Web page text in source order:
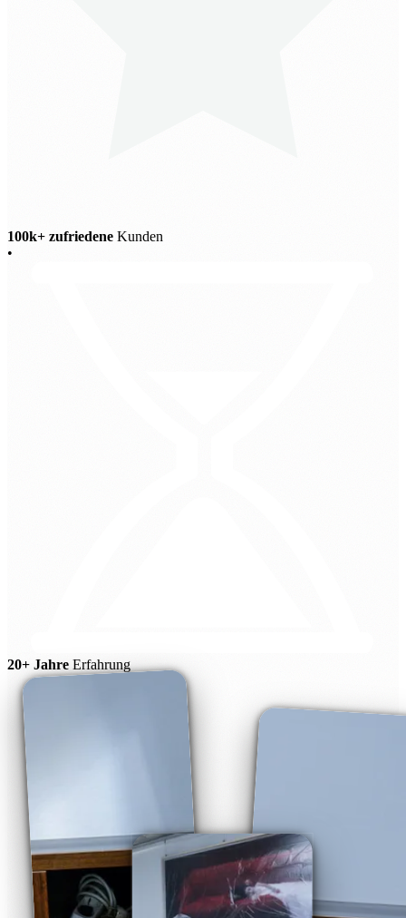
100k+ zufriedene Kunden
•
20+ Jahre Erfahrung